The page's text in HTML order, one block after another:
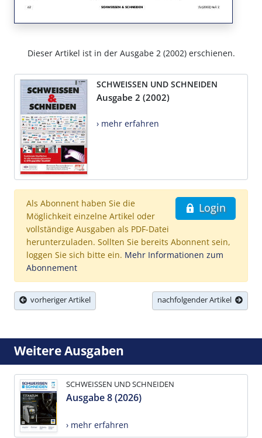
Dieser Artikel ist in der Ausgabe 2 (2002) erschienen.
SCHWEISSEN UND SCHNEIDEN
Ausgabe 2 (2002)
› mehr erfahren
Login
Als Abonnent haben Sie die
Möglichkeit einzelne Artikel oder
vollständige Ausgaben als PDF-Datei
herunterzuladen. Sollten Sie bereits Abonnent sein,
loggen Sie sich bitte ein. Mehr Informationen zum
Abonnement
vorheriger Artikel nachfolgender Artikel
Weitere Ausgaben
SCHWEISSEN UND SCHNEIDEN
Ausgabe 8 (2026)
› mehr erfahren